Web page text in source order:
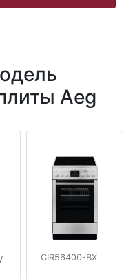
Aeg
CIR56400-BX